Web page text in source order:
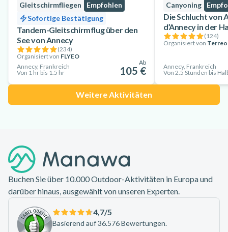
Gleitschirmfliegen
Empfohlen
Sofortige Bestätigung
Tandem-Gleitschirmflug über den
See von Annecy
(234)
Organisiert von FLYEO
Annecy, Frankreich
Von 1 hr bis 1.5 hr
Ab
105 €
Canyoning
Die Schlucht von
d’Annecy in der
(124)
Organisiert von
Annecy, Frankreich
Von 2.5 Stunden bis
Weitere Aktivitäten
Buchen Sie über 10.000 Outdoor-Aktivitäten in Europa und
darüber hinaus, ausgewählt von unseren Experten.
4,7/5
Basierend auf 36.576 Bewertungen.